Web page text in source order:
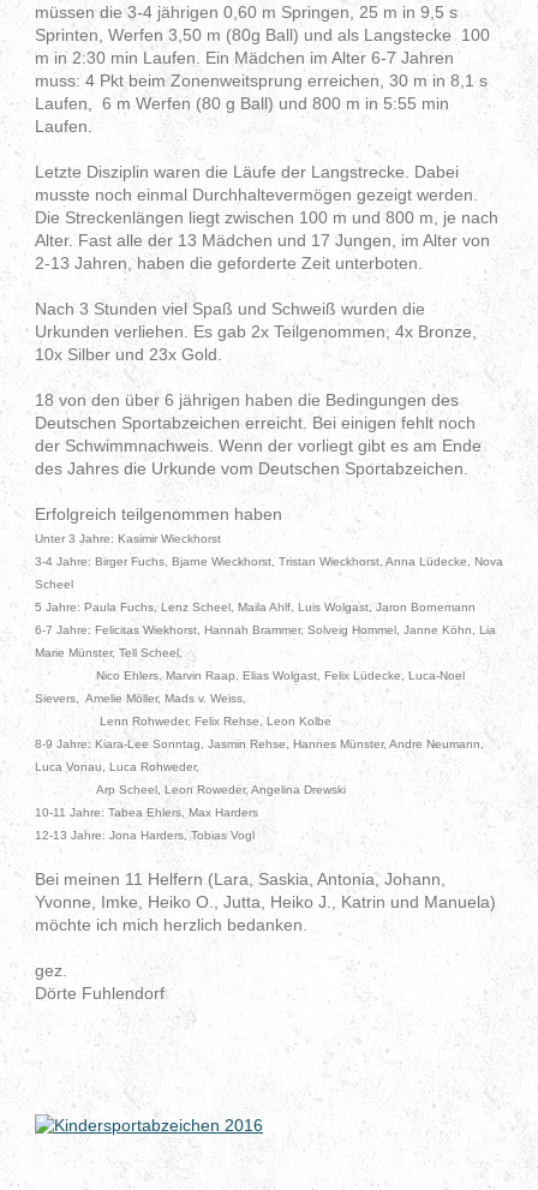
müssen die 3-4 jährigen 0,60 m Springen, 25 m in 9,5 s
Sprinten, Werfen 3,50 m (80g Ball) und als Langstecke 100
m in 2:30 min Laufen. Ein Mädchen im Alter 6-7 Jahren
muss: 4 Pkt beim Zonenweitsprung erreichen, 30 m in 8,1 s
Laufen, 6 m Werfen (80 g Ball) und 800 m in 5:55 min
Laufen.
Letzte Disziplin waren die Läufe der Langstrecke. Dabei
musste noch einmal Durchhaltevermögen gezeigt werden.
Die Streckenlängen liegt zwischen 100 m und 800 m, je nach
Alter. Fast alle der 13 Mädchen und 17 Jungen, im Alter von
2-13 Jahren, haben die geforderte Zeit unterboten.
Nach 3 Stunden viel Spaß und Schweiß wurden die
Urkunden verliehen. Es gab 2x Teilgenommen, 4x Bronze,
10x Silber und 23x Gold.
18 von den über 6 jährigen haben die Bedingungen des
Deutschen Sportabzeichen erreicht. Bei einigen fehlt noch
der Schwimmnachweis. Wenn der vorliegt gibt es am Ende
des Jahres die Urkunde vom Deutschen Sportabzeichen.
Erfolgreich teilgenommen haben
Unter 3 Jahre: Kasimir Wieckhorst
3-4 Jahre: Birger Fuchs, Bjarne Wieckhorst, Tristan Wieckhorst, Anna Lüdecke, Nova
Scheel
5 Jahre: Paula Fuchs, Lenz Scheel, Maila Ahlf, Luis Wolgast, Jaron Bornemann
6-7 Jahre: Felicitas Wiekhorst, Hannah Brammer, Solveig Hommel, Janne Köhn, Lia
Marie Münster, Tell Scheel,
Nico Ehlers, Marvin Raap, Elias Wolgast, Felix Lüdecke, Luca-Noel
Sievers, Amelie Möller, Mads v. Weiss,
Lenn Rohweder, Felix Rehse, Leon Kolbe
8-9 Jahre: Kiara-Lee Sonntag, Jasmin Rehse, Hannes Münster, Andre Neumann,
Luca Vonau, Luca Rohweder,
Arp Scheel, Leon Roweder, Angelina Drewski
10-11 Jahre: Tabea Ehlers, Max Harders
12-13 Jahre: Jona Harders, Tobias Vogl
Bei meinen 11 Helfern (Lara, Saskia, Antonia, Johann,
Yvonne, Imke, Heiko O., Jutta, Heiko J., Katrin und Manuela)
möchte ich mich herzlich bedanken.
gez.
Dörte Fuhlendorf